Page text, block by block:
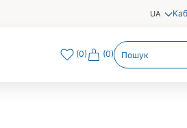
UA
(0) (0)